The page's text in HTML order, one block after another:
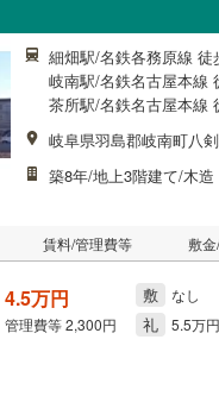
細畑駅/名鉄各務原線 徒
岐南駅/名鉄名古屋本線
茶所駅/名鉄名古屋本線
岐阜県羽島郡岐南町八
築8年/地上3階建て/木造
賃料/管理費等 敷
4.5万円
管理費等2,300円
敷 なし
礼 5.5万円